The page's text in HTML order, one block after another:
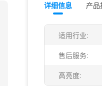
详细信息 产品
适用行业:
售后服务:
高亮度: